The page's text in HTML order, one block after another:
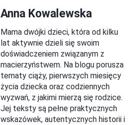
Anna Kowalewska
Mama dwójki dzieci, która od kilku
lat aktywnie dzieli się swoim
doświadczeniem związanym z
macierzyństwem. Na blogu porusza
tematy ciąży, pierwszych miesięcy
życia dziecka oraz codziennych
wyzwań, z jakimi mierzą się rodzice.
Jej teksty są pełne praktycznych
wskazówek, autentycznych historii i